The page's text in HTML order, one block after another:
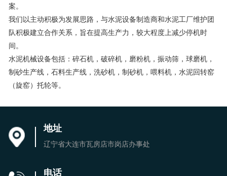
案。
我们以主动积极为发展思路，与水泥设备制造商和水泥工厂维护团
队积极建立合作关系，旨在提高生产力，较大程度上减少停机时
间。
水泥机械设备包括：碎石机，破碎机，磨粉机，振动筛，球磨机，
制砂生产线，石料生产线，洗砂机，制砂机，喂料机，水泥回转窑
（旋窑）托轮等。
地址
辽宁省大连市瓦房店市岗店办事处
电话